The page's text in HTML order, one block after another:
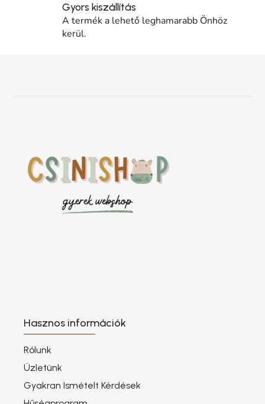
Gyors kiszállítás
A termék a lehető leghamarabb Önhöz
kerül.
Hasznos információk
Rólunk
Üzletünk
Gyakran Ismételt Kérdések